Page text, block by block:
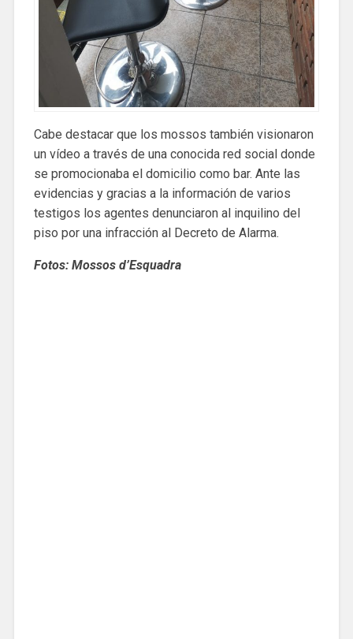
Cabe destacar que los mossos también visionaron
un vídeo a través de una conocida red social donde
se promocionaba el domicilio como bar. Ante las
evidencias y gracias a la información de varios
testigos los agentes denunciaron al inquilino del
piso por una infracción al Decreto de Alarma.
Fotos: Mossos d’Esquadra